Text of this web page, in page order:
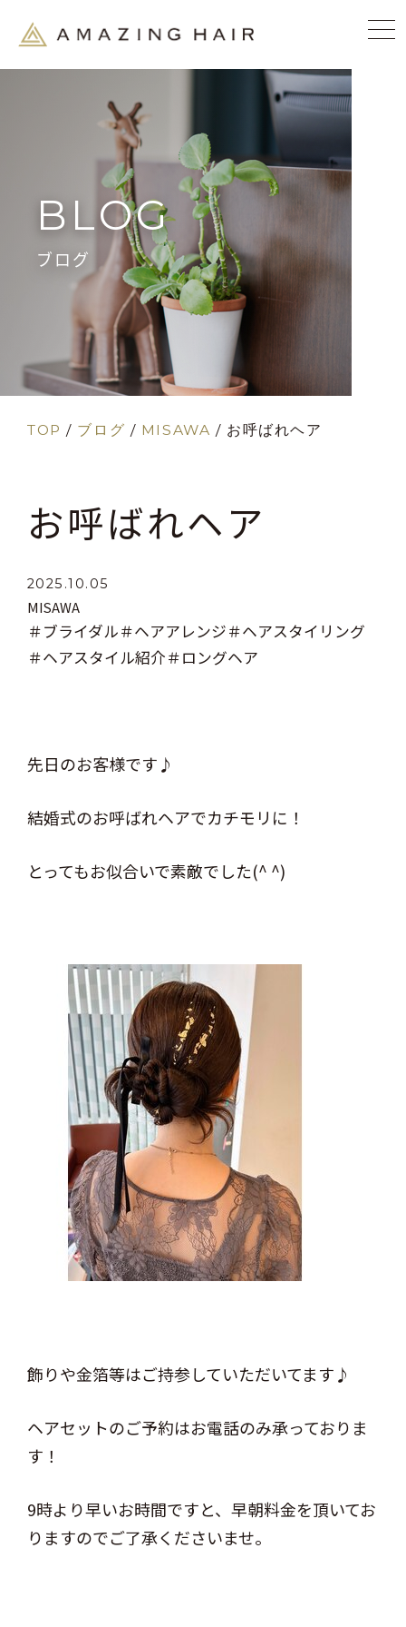
BLOG
ブログ
TOP / ブログ / MISAWA / お呼ばれヘア
お呼ばれヘア
2025.10.05
MISAWA
＃ブライダル＃ヘアアレンジ＃ヘアスタイリング
＃ヘアスタイル紹介＃ロングヘア
先日のお客様です♪
結婚式のお呼ばれヘアでカチモリに！
とってもお似合いで素敵でした(^ ^)
飾りや金箔等はご持参していただいてます♪
ヘアセットのご予約はお電話のみ承っておりま
す！
9時より早いお時間ですと、早朝料金を頂いてお
りますのでご了承くださいませ。